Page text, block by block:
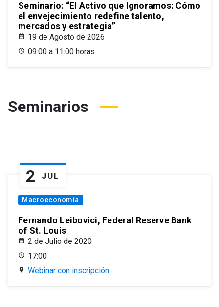
Seminario: “El Activo que Ignoramos: Cómo
el envejecimiento redefine talento,
mercados y estrategia”
19 de Agosto de 2026
09:00 a 11:00 horas
Seminarios
2 JUL
Macroeconomía
Fernando Leibovici, Federal Reserve Bank
of St. Louis
2 de Julio de 2020
17:00
Webinar con inscripción